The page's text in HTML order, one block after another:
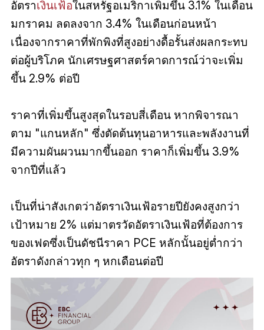
อัตราเงินเฟ้อในสหรัฐอเมริกาเพิ่มขึ้น 3.1% ในเดือน
มกราคม ลดลงจาก 3.4% ในเดือนก่อนหน้า
เนื่องจากราคาที่พักพิงที่สูงอย่างดื้อรั้นส่งผลกระทบ
ต่อผู้บริโภค นักเศรษฐศาสตร์คาดการณ์ว่าจะเพิ่ม
ขึ้น 2.9% ต่อปี
ราคาที่เพิ่มขึ้นสูงสุดในรอบสี่เดือน หากพิจารณา
ตาม "แกนหลัก" ซึ่งตัดต้นทุนอาหารและพลังงานที่
มีความผันผวนมากขึ้นออก ราคาก็เพิ่มขึ้น 3.9%
จากปีที่แล้ว
เป็นที่น่าสังเกตว่าอัตราเงินเฟ้อรายปียังคงสูงกว่า
เป้าหมาย 2% แต่มาตรวัดอัตราเงินเฟ้อที่ต้องการ
ของเฟดซึ่งเป็นดัชนีราคา PCE หลักนั้นอยู่ต่ำกว่า
อัตราดังกล่าวทุก ๆ หกเดือนต่อปี